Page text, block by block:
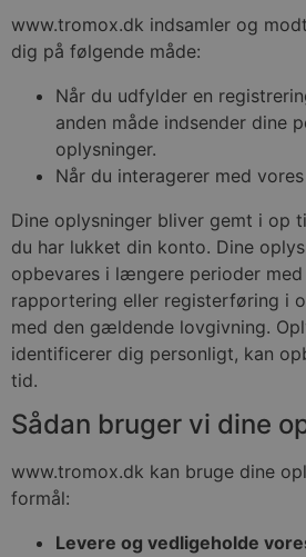
www.tromox.dk indsamler og
dig på følgende måde:
Når du udfylder en
anden måde indsender dine
oplysninger.
Når du interagerer med
Dine oplysninger bliver gemt i op
du har lukket din konto. Dine
opbevares i længere perioder
rapportering eller registerføring i
med den gældende lovgivning.
identificerer dig personligt, kan
tid.
Sådan bruger vi dine
www.tromox.dk kan bruge dine
formål:
Levere og vedligeholde